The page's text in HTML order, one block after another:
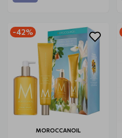
-42%
MOROCCANOIL